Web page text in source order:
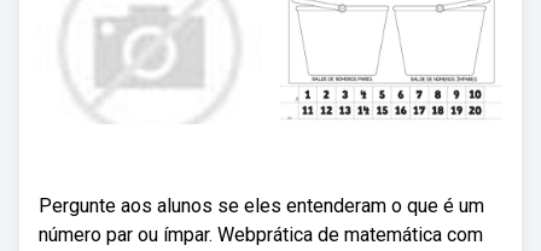
Pergunte aos alunos se eles entenderam o que é um
número par ou ímpar. Webprática de matemática com